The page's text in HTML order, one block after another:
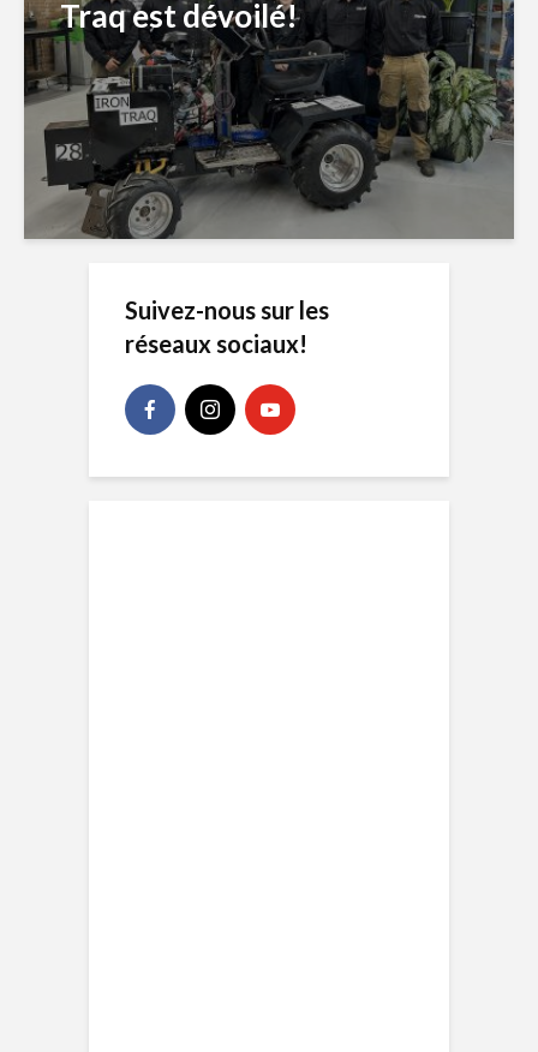
Traq est dévoilé!
Suivez-nous sur les
réseaux sociaux!